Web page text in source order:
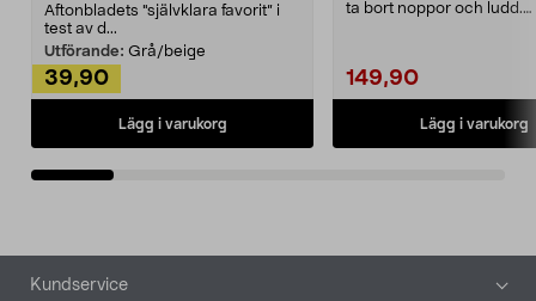
Aftonbladets "självklara favorit” i
test av d...
Utförande: Grå/beige
39,90
Lägg i varukorg
ta bort noppor och ludd.
149,90
Lägg i varukorg
Sidfot
Kundservice